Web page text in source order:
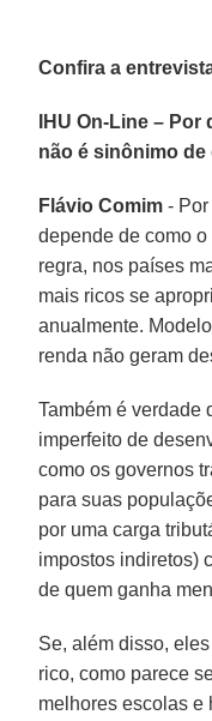
Confira a
IHU On-Line –
não é sinônimo
Flávio Comim -
depende de como
regra, nos países
mais ricos se
anualmente.
renda não geram
Também é verdade
imperfeito de
como os governos
para suas
por uma carga
impostos indiretos)
de quem ganha
Se, além disso,
rico, como parece
melhores escolas e